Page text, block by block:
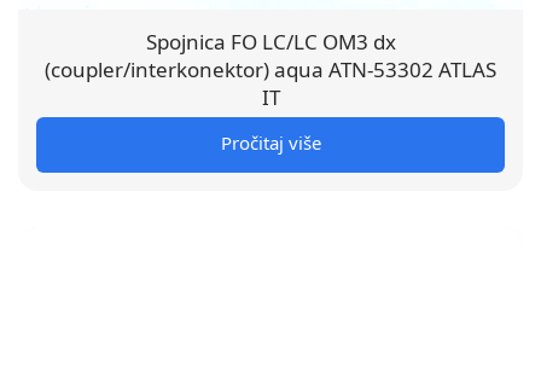
Spojnica FO LC/LC OM3 dx
(coupler/interkonektor) aqua ATN-53302 ATLAS
IT
Pročitaj više